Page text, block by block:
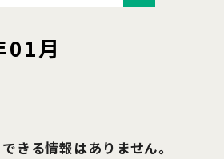
月
きる情報はありません。